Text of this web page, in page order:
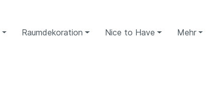
Raumdekoration Nice to Have Mehr